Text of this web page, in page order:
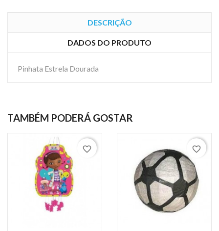
DESCRIÇÃO
DADOS DO PRODUTO
Pinhata Estrela Dourada
TAMBÉM PODERÁ GOSTAR
favorite_border favorite_border